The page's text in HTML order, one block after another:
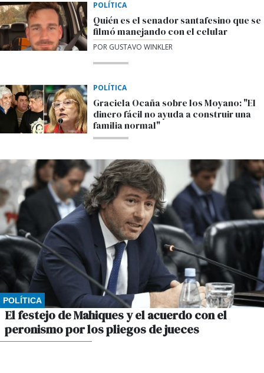
POLÍTICA
Quién es el senador santafesino que se
filmó manejando con el celular
POR GUSTAVO WINKLER
POLÍTICA
Graciela Ocaña sobre los Moyano: "El
dinero fácil no ayuda a construir una
familia normal"
POLÍTICA
El festejo de Mahiques y el acuerdo con el
peronismo por los pliegos de jueces